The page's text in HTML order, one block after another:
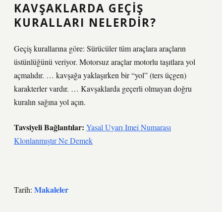
KAVŞAKLARDA GEÇIŞ
KURALLARI NELERDIR?
Geçiş kurallarına göre: Sürücüler tüm araçlara araçların
üstünlüğünü veriyor. Motorsuz araçlar motorlu taşıtlara yol
açmalıdır. … kavşağa yaklaşırken bir “yol” (ters üçgen)
karakterler vardır. … Kavşaklarda geçerli olmayan doğru
kuralın sağına yol açın.
Tavsiyeli Bağlantılar: Yasal Uyarı Imei Numarası
Klonlanmıştır Ne Demek
Tarih: Makaleler